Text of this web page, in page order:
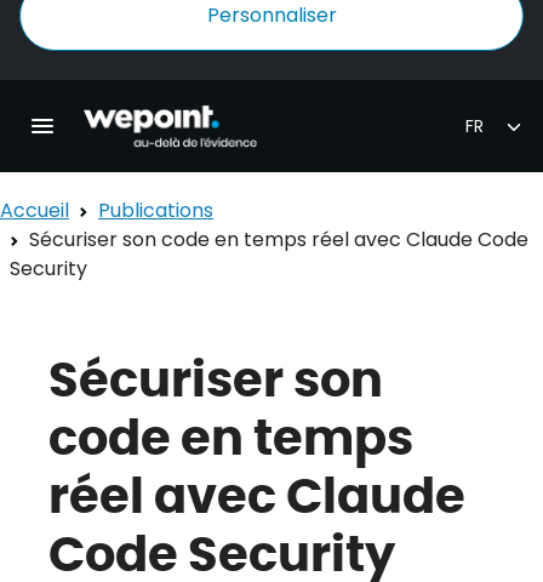
Personnaliser
Ouvrir la navigation principale
Accueil
Publications
Sécuriser son code en temps réel avec Claude Code
Security
Sécuriser son
code en temps
réel avec Claude
Code Security